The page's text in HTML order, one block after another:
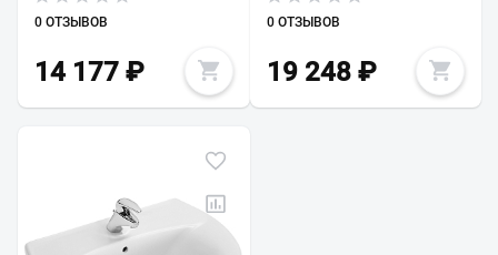
0 ОТЗЫВОВ
14 177 ₽
0 ОТЗЫВОВ
19 248₽